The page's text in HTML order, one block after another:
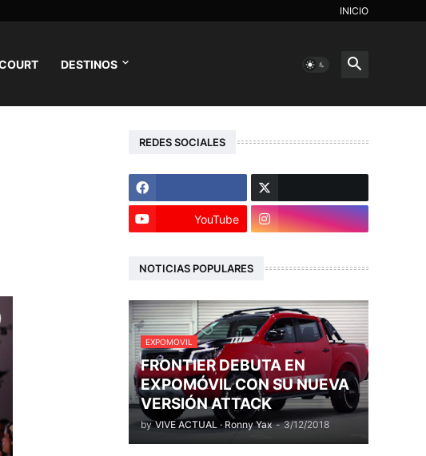
INICIO
DESTINOS
REDES SOCIALES
YouTube
NOTICIAS POPULARES
EXPOMOVIL
FRONTIER DEBUTA EN
EXPOMÓVIL CON SU NUEVA
VERSIÓN ATTACK
by VIVE ACTUAL · Ronny Yax - 3/12/2018